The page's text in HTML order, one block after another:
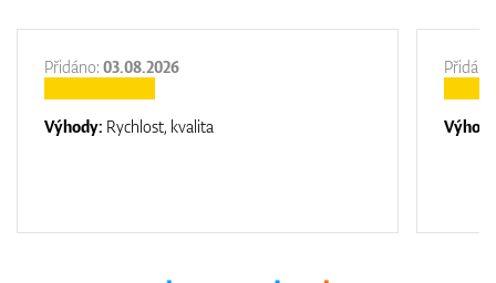
Přidáno: 03.08.2026
Výhody: Rychlost, kvalita